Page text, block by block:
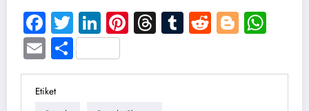
Facebook
TwitterLinkedIn
Pinterest
Threads
Tumblr
Reddit
EmailShare
Etiket